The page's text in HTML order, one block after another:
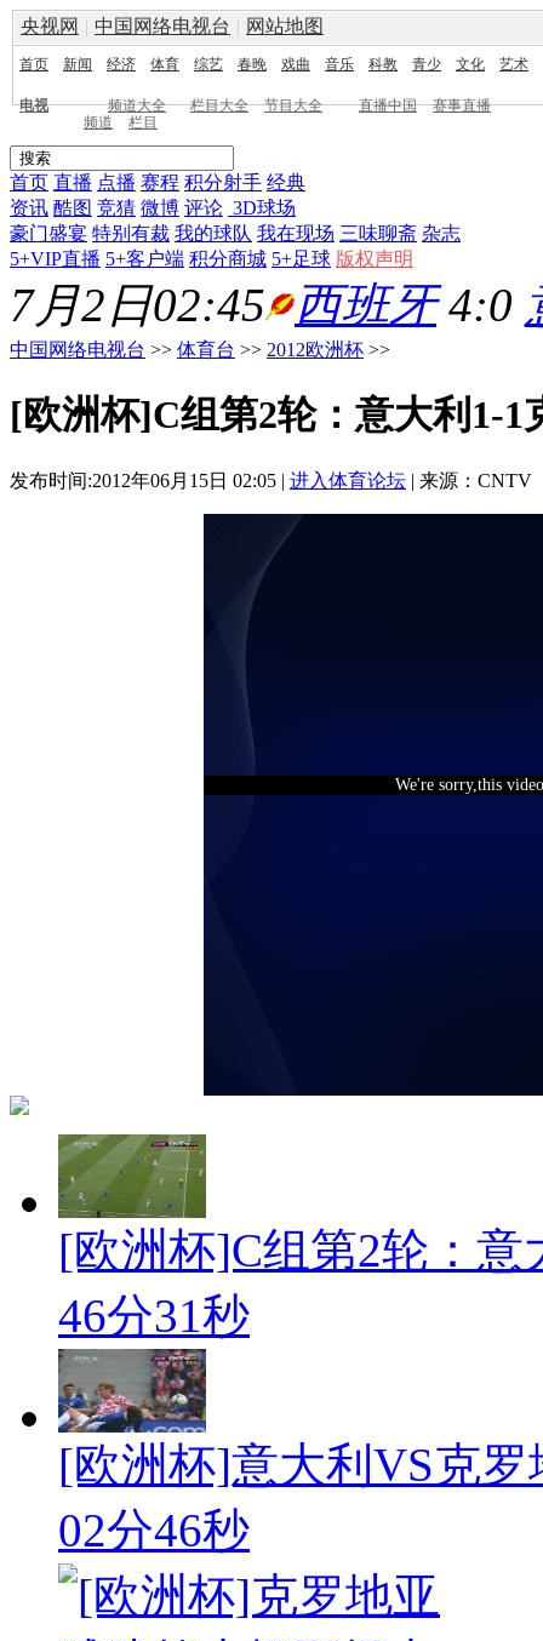
央视网 | 中国网络电视台 | 网站地图
首页 新闻 经济 体育 综艺 春晚 戏曲 音乐 科教 青少 文化 艺术
电视 频道大全 栏目大全 节目大全 直播中国
赛事直播
频道
栏目
首页 直播 点播 赛程 积分射手 经典
资讯 酷图 竞猜 微博 评论 3D球场
豪门盛宴 特别有裁 我的球队 我在现场 三味聊斋 杂志
5+VIP直播 5+客户端 积分商城 5+足球 版权声明
7月2日02:45 西班牙4:0
中国网络电视台 >> 体育台 >> 2012欧洲杯 >>
[欧洲杯]C组第2轮：意大利1-1
发布时间:2012年06月15日 02:05 | 进入体育论坛 | 来源：CNTV
We're sorry,this
[欧洲杯]C组第2轮：意
46分31秒
[欧洲杯]意大利VS克
02分46秒